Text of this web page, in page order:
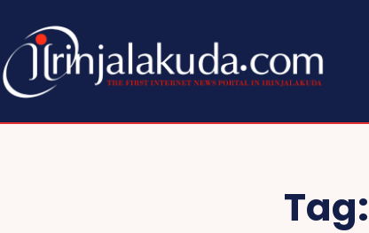
Tag: